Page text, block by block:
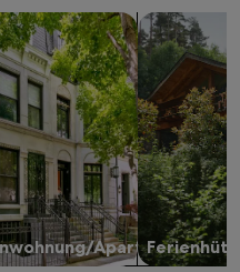
Apartment
Ferienwohnungen oder
Suche nach